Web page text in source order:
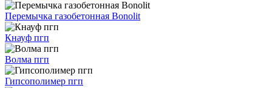
Перемычка газобетонная Bonolit
Кнауф пгп
Волма пгп
Гипсополимер пгп